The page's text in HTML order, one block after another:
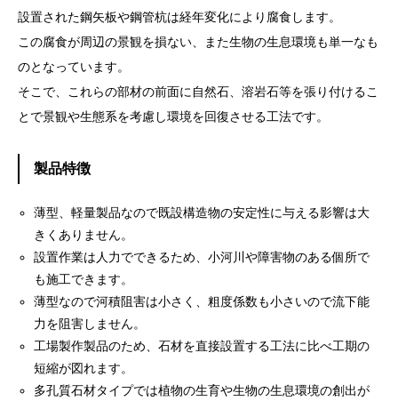
設置された鋼矢板や鋼管杭は経年変化により腐食します。
この腐食が周辺の景観を損ない、また生物の生息環境も単一なも
のとなっています。
そこで、これらの部材の前面に自然石、溶岩石等を張り付けるこ
とで景観や生態系を考慮し環境を回復させる工法です。
製品特徴
薄型、軽量製品なので既設構造物の安定性に与える影響は大
きくありません。
設置作業は人力でできるため、小河川や障害物のある個所で
も施工できます。
薄型なので河積阻害は小さく、粗度係数も小さいので流下能
力を阻害しません。
工場製作製品のため、石材を直接設置する工法に比べ工期の
短縮が図れます。
多孔質石材タイプでは植物の生育や生物の生息環境の創出が